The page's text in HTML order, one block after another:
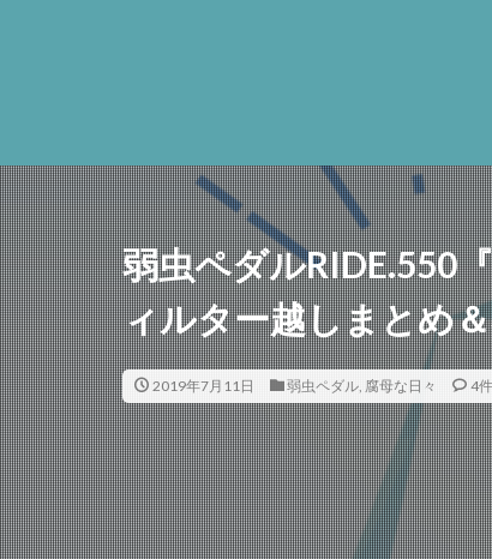
弱虫ペダルRIDE.550
ィルター越しまとめ
2019年7月11日 弱虫ペダル, 腐母な日々 4件